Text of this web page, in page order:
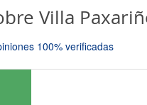
Villa
100% verificadas